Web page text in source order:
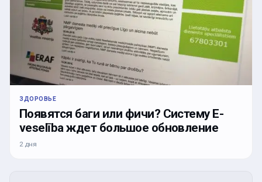
ЗДОРОВЬЕ
Появятся баги или фичи? Систему E-
veselība ждет большое обновление
2 дня